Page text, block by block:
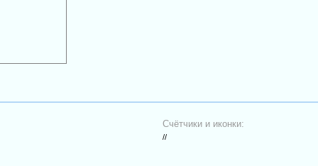
Счётчики и иконки:
//